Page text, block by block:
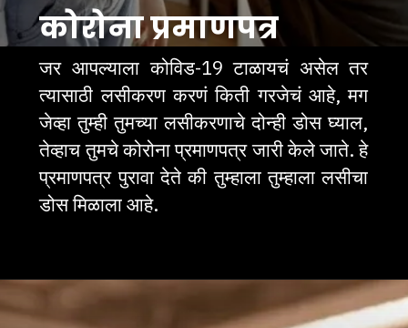
कोरोना प्रमाणपत्र
जर आपल्याला कोविड-19 टाळायचं असेल तर
त्यासाठी लसीकरण करणं किती गरजेचं आहे, मग
जेव्हा तुम्ही तुमच्या लसीकरणाचे दोन्ही डोस घ्याल,
तेव्हाच तुमचे कोरोना प्रमाणपत्र जारी केले जाते. हे
प्रमाणपत्र पुरावा देते की तुम्हाला तुम्हाला लसीचा
डोस मिळाला आहे.